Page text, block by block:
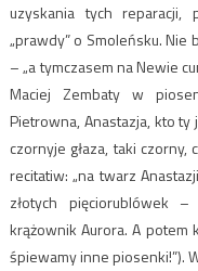
uzyskania tych reparacji,
„prawdy” o Smoleńsku. Nie
– „a tymczasem na Newie
Maciej Zembaty w
Pietrowna, Anastazja, kto ty
czornyje głaza, taki czorny,
recitatiw: „na twarz
złotych pięciorublówek
krążownik Aurora. A
śpiewamy inne piosenki!”).